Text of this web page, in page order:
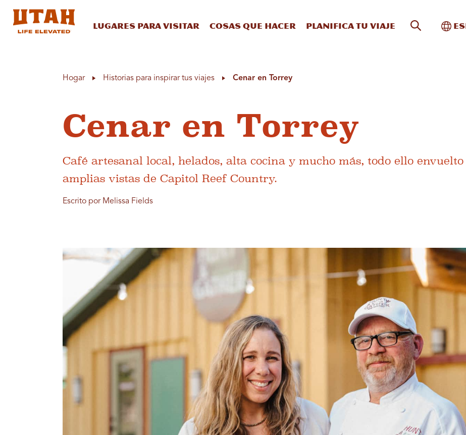
Lugares para visitar Cosas que hacer Planifica tu viaje Búsqueda
Hogar Historias para inspirar tus viajes Cenar en Torrey
Cenar en Torrey
Café artesanal local, helados, alta cocina y mucho más, todo ello
amplias vistas de Capitol Reef Country.
Escrito por Melissa Fields